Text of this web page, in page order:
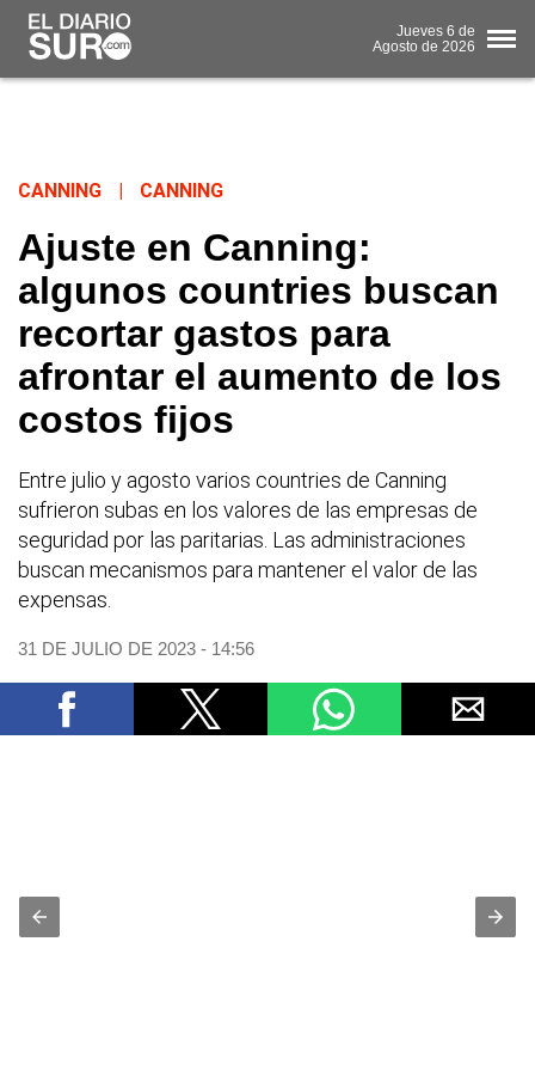
Jueves 6 de
Agosto de 2026
CANNING CANNING
Ajuste en Canning:
algunos countries buscan
recortar gastos para
afrontar el aumento de los
costos fijos
Entre julio y agosto varios countries de Canning
sufrieron subas en los valores de las empresas de
seguridad por las paritarias. Las administraciones
buscan mecanismos para mantener el valor de las
expensas.
31 DE JULIO DE 2023 - 14:56